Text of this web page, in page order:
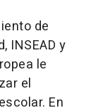
de
INSEAD y
le
el
En